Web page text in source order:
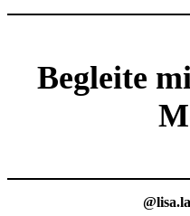
Begleite